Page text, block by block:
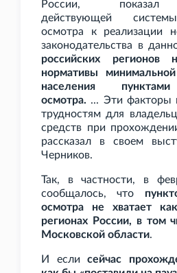
России, показал
действующей
осмотра к реализации
законодательства в
российских регионов
нормативы
населения пунктами
осмотра. ... Эти факторы
трудностям для
средств при
рассказал в своем
Черников.
Так, в частности, в
сообщалось, что
осмотра не хватает
регионах России, в том
Московской области.
И если сейчас